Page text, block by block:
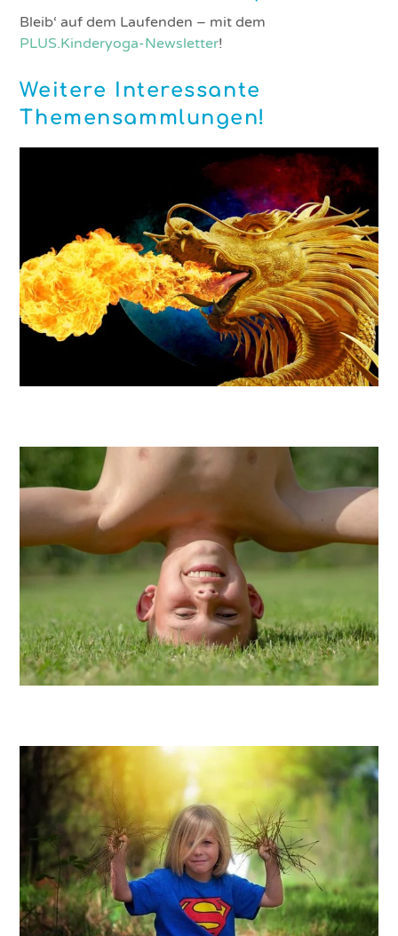
Bleib‘ auf dem Laufenden – mit dem
PLUS.Kinderyoga-Newsletter!
Weitere Interessante
Themensammlungen!